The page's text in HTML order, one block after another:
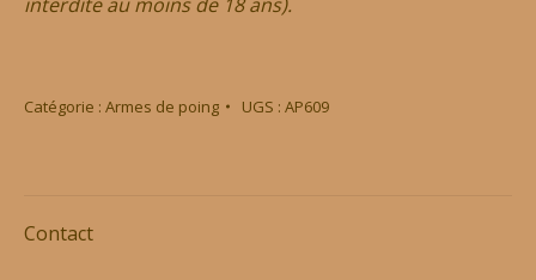
Catégorie : Armes de poing UGS : AP609
Contact